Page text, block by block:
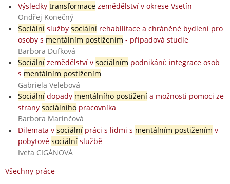
Výsledky transformacezemědělství v okrese Vsetín
Ondřej Konečný
Sociálníslužby sociálnírehabilitace a chráněné bydlení pro
osoby s mentálním postižením - případová studie
Barbora Dufková
Sociálnízemědělství v sociálním podnikání: integrace osob
s mentálním postižením
Gabriela Velebová
Sociálnídopady mentálního postiženía možnosti pomoci ze
strany sociálníhopracovníka
Barbora Marinčová
Dilemata v sociálnípráci s lidmi s mentálním postižením v
pobytové sociálníslužbě
Iveta CIGÁNOVÁ
Všechny práce